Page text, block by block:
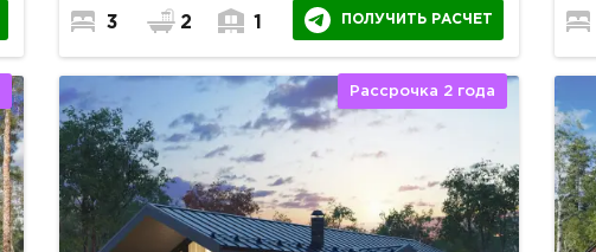
3 2 1 ПОЛУЧИТЬ РАСЧЕТ
Рассрочка 2 года